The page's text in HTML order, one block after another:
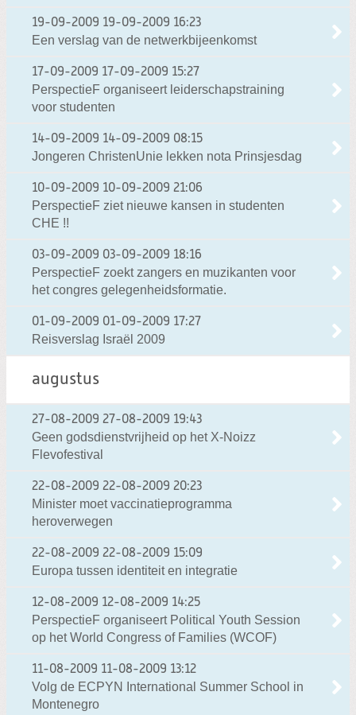
19-09-2009 19-09-2009 16:23
Een verslag van de netwerkbijeenkomst
17-09-2009 17-09-2009 15:27
PerspectieF organiseert leiderschapstraining
voor studenten
14-09-2009 14-09-2009 08:15
Jongeren ChristenUnie lekken nota Prinsjesdag
10-09-2009 10-09-2009 21:06
PerspectieF ziet nieuwe kansen in studenten
CHE !!
03-09-2009 03-09-2009 18:16
PerspectieF zoekt zangers en muzikanten voor
het congres gelegenheidsformatie.
01-09-2009 01-09-2009 17:27
Reisverslag Israël 2009
augustus
27-08-2009 27-08-2009 19:43
Geen godsdienstvrijheid op het X-Noizz
Flevofestival
22-08-2009 22-08-2009 20:23
Minister moet vaccinatieprogramma
heroverwegen
22-08-2009 22-08-2009 15:09
Europa tussen identiteit en integratie
12-08-2009 12-08-2009 14:25
PerspectieF organiseert Political Youth Session
op het World Congress of Families (WCOF)
11-08-2009 11-08-2009 13:12
Volg de ECPYN International Summer School in
Montenegro